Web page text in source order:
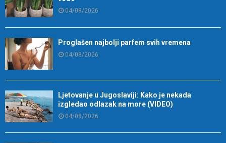
04/08/2026
Proglašen najbolji parfem svih vremena
04/08/2026
Ljetovanje u Jugoslaviji: Kako je nekada
izgledao odlazak na more (VIDEO)
04/08/2026